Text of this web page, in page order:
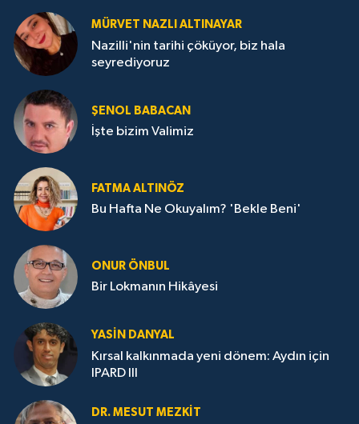
MÜRVET NAZLI ALTINAYAR
Nazilli'nin tarihi çöküyor, biz hala
seyrediyoruz
ŞENOL BABACAN
İşte bizim Valimiz
FATMA ALTINÖZ
Bu Hafta Ne Okuyalım? 'Bekle Beni'
ONUR ÖNBUL
Bir Lokmanın Hikâyesi
YASIN DANYAL
Kırsal kalkınmada yeni dönem: Aydın için
IPARD III
DR. MESUT MEZKIT